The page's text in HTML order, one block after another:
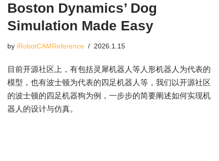
Boston Dynamics’ Dog
Simulation Made Easy
by iRobotCAMReference 2026.1.15
目前开源社区上，有包括灵犀机器人等人形机器人为代表的
模型，也有波士顿为代表的四足机器人等，我们以开源社区
的波士顿的四足机器狗为例，一步步的简要阐述如何实现机
器人的设计与仿真。